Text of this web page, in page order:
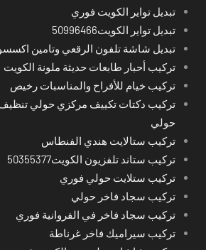
تبديل تواير الكويت فوري
تبديل تواير الكويت50996466
تبديل شاشة تلفون الرقعي وتامين
تركيب أحبار طابعات حديثة ملونة الكويت
تركيب خيام للأفراح والمناسبات رخيص
تركيب دكتات تكييف مركزي حولي
حولي
تركيب ستالايت هندي الفنطاس
تركيب ستاند تلفزيون الكويت50355377
تركيب ستلايت حولي فوري
تركيب سجاد فاخر حولي
تركيب سجاد فاخر في الفروانية فوري
تركيب سيراميك فاخر غرناطة